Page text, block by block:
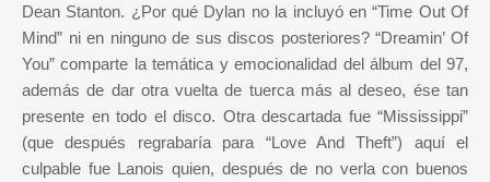
Dean Stanton. ¿Por qué Dylan no la incluyó en “Time Out Of
Mind” ni en ninguno de sus discos posteriores? “Dreamin’ Of
You” comparte la temática y emocionalidad del álbum del 97,
además de dar otra vuelta de tuerca más al deseo, ése tan
presente en todo el disco. Otra descartada fue “Mississippi”
(que después regrabaría para “Love And Theft”) aquí el
culpable fue Lanois quien, después de no verla con buenos